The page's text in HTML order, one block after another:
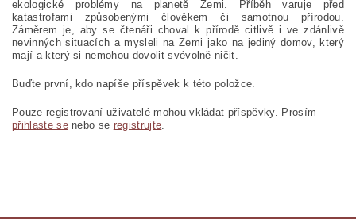
ekologické problémy na planetě Zemi. Příběh varuje před
katastrofami způsobenými člověkem či samotnou přírodou.
Záměrem je, aby se čtenáři choval k přírodě citlivě i ve zdánlivě
nevinných situacích a mysleli na Zemi jako na jediný domov, který
mají a který si nemohou dovolit svévolně ničit.
Buďte první, kdo napíše příspěvek k této položce.
Pouze registrovaní uživatelé mohou vkládat příspěvky. Prosím
přihlaste senebo se registrujte.